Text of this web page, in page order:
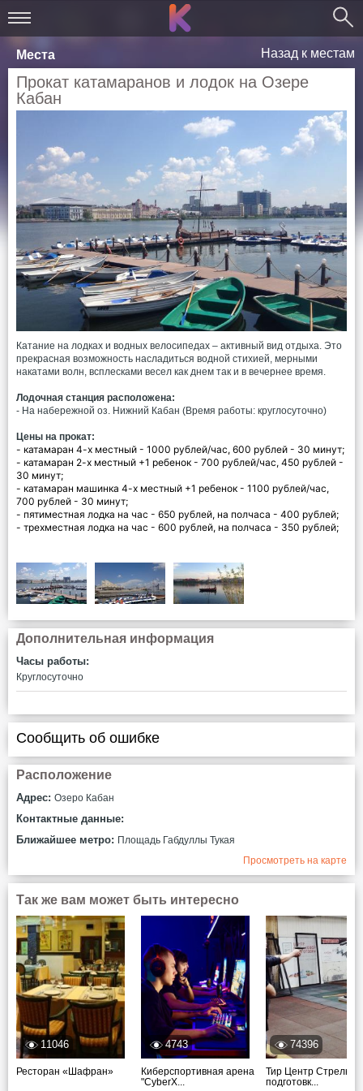
Места Назад к местам
Прокат катамаранов и лодок на Озере
Кабан
Катание на лодках и водных велосипедах – активный вид отдыха. Это
прекрасная возможность насладиться водной стихией, мерными
накатами волн, всплесками весел как днем так и в вечернее время.
Лодочная станция расположена:
- На набережной оз. Нижний Кабан (Время работы: круглосуточно)
Цены на прокат:
- катамаран 4-х местный - 1000 рублей/час, 600 рублей - 30 минут;
- катамаран 2-х местный +1 ребенок - 700 рублей/час, 450 рублей -
30 минут;
- катамаран машинка 4-х местный +1 ребенок - 1100 рублей/час,
700 рублей - 30 минут;
- пятиместная лодка на час - 650 рублей, на полчаса - 400 рублей;
- трехместная лодка на час - 600 рублей, на полчаса - 350 рублей;
Дополнительная информация
Часы работы:
Круглосуточно
Сообщить об ошибке
Расположение
Адрес: Озеро Кабан
Контактные данные:
Ближайшее метро: Площадь Габдуллы Тукая
Просмотреть на карте
Так же вам может быть интересно
11046
Ресторан «Шафран»
4743
Киберспортивная арена
"CyberX...
74396
Тир Центр
подготовк...